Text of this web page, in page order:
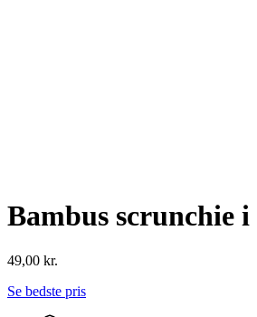
Bambus scrunchie
49,00 kr.
Se bedste pris